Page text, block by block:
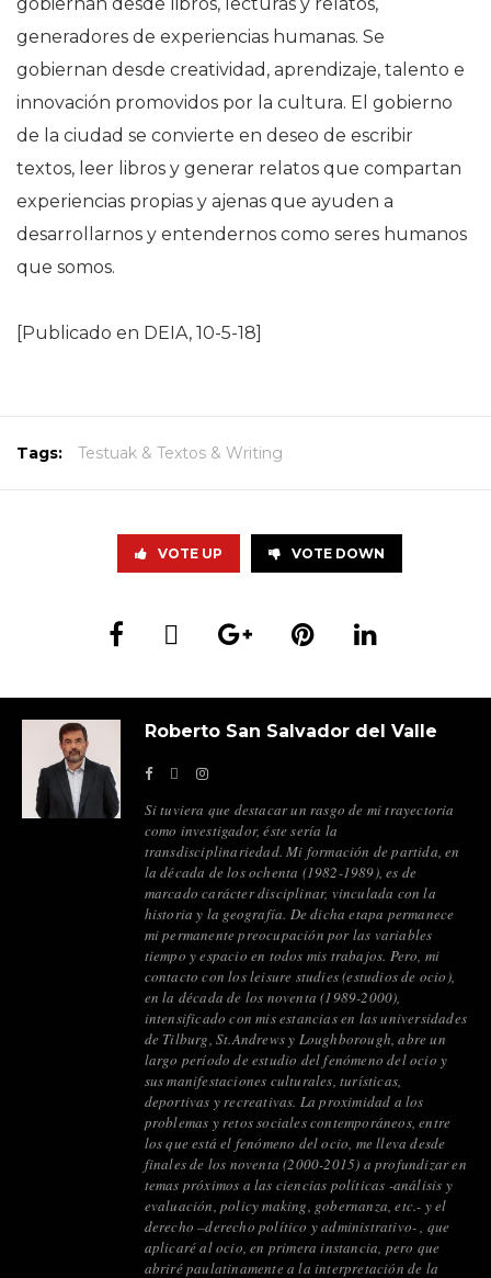
generadores de experiencias humanas. Se
gobiernan desde creatividad, aprendizaje, talento e
innovación promovidos por la cultura. El gobierno
de la ciudad se convierte en deseo de escribir
textos, leer libros y generar relatos que compartan
experiencias propias y ajenas que ayuden a
desarrollarnos y entendernos como seres humanos
que somos.
[Publicado en DEIA, 10-5-18]
Tags: Testuak & Textos & Writing
VOTE UP VOTE DOWN
Roberto San Salvador del Valle
Si tuviera que destacar un rasgo de mi trayectoria
como investigador, éste sería la
transdisciplinariedad. Mi formación de partida, en
la década de los ochenta (1982-1989), es de
marcado carácter disciplinar, vinculada con la
historia y la geografía. De dicha etapa permanece
mi permanente preocupación por las variables
tiempo y espacio en todos mis trabajos. Pero, mi
contacto con los leisure studies (estudios de ocio),
en la década de los noventa (1989-2000),
intensificado con mis estancias en las universidades
de Tilburg, St.Andrews y Loughborough, abre un
largo período de estudio del fenómeno del ocio y
sus manifestaciones culturales, turísticas,
deportivas y recreativas. La proximidad a los
problemas y retos sociales contemporáneos, entre
los que está el fenómeno del ocio, me lleva desde
finales de los noventa (2000-2015) a profundizar en
temas próximos a las ciencias políticas -análisis y
evaluación, policy making, gobernanza, etc.- y el
derecho –derecho político y administrativo- , que
aplicaré al ocio, en primera instancia, pero que
abriré paulatinamente a la interpretación de la